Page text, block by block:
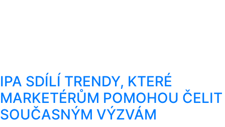
IPA SDÍLÍ TRENDY, KTERÉ
MARKETÉRŮM POMOHOU ČELIT
SOUČASNÝM VÝZVÁM